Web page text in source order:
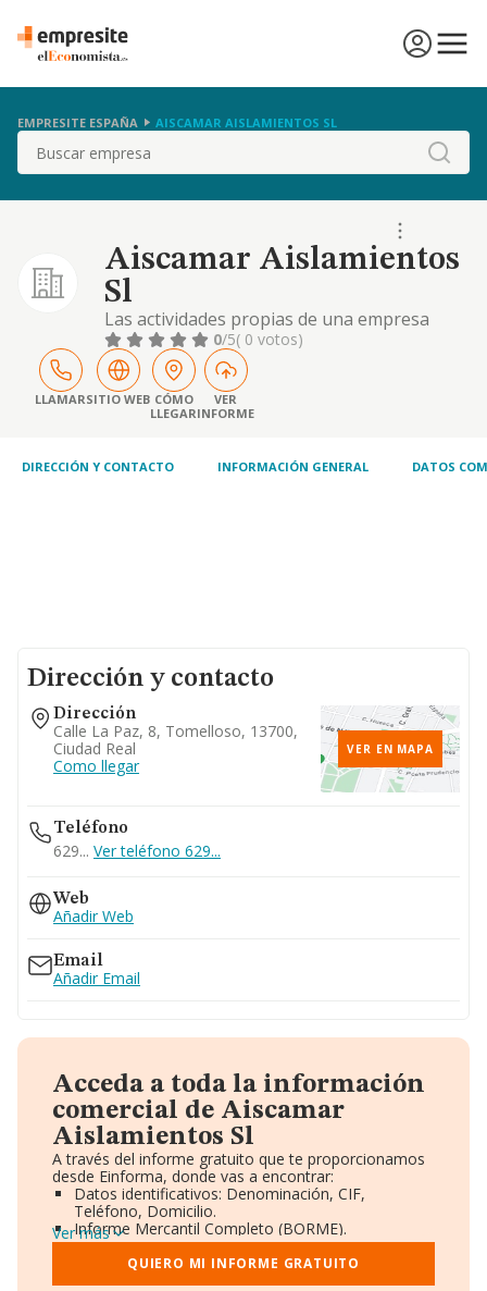
EMPRESITE ESPAÑA AISCAMAR AISLAMIENTOS SL
Buscar
Aiscamar Aislamientos
Sl
Las actividades propias de una empresa
constructora, promotora e inmobiliaria
0/5( 0 votos)
LLAMARSITIO WEB CÓMO
LLEGAR
VER
INFORME
DIRECCIÓN Y CONTACTO INFORMACIÓN GENERAL DATOS
Dirección y contacto
Dirección
Calle La Paz, 8, Tomelloso, 13700,
Ciudad Real
Como llegar
VER EN MAPA
Teléfono
629... Ver teléfono 629...
Web
Añadir Web
Email
Añadir Email
Acceda a toda la información
comercial de Aiscamar
Aislamientos Sl
A través del informe gratuito que te proporcionamos
desde Einforma, donde vas a encontrar:
Datos identificativos: Denominación, CIF,
Teléfono, Domicilio.
Informe Mercantil Completo (BORME).
Gráficos de Evolución Ventas y Empleados.
Consejo de Administración y Administradores.
Directivos y Ejecutivos.
Ver más
QUIERO MI INFORME GRATUITO